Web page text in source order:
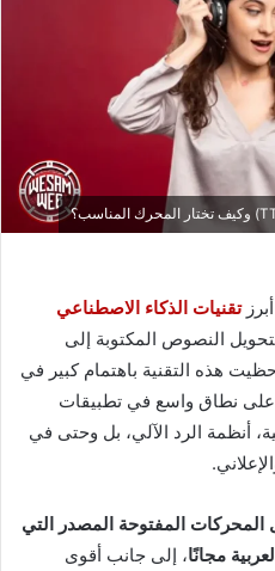
تقنيات الذكاء الاصطناعي
النصوص المكتوبة إلى
هذه التقنية باهتمام كبير في
على نطاق واسع في تطبيقات
أنظمة الرد الآلي، بل وحتى في
المحركات المفتوحة المصدر التي
مجانًا، إلى جانب أقوى